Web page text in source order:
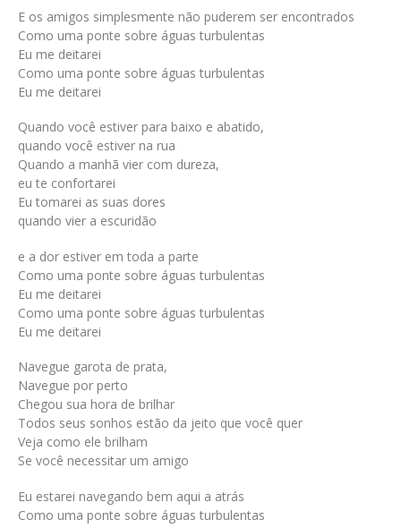
E os amigos simplesmente não puderem ser encontrados
Como uma ponte sobre águas turbulentas
Eu me deitarei
Como uma ponte sobre águas turbulentas
Eu me deitarei
Quando você estiver para baixo e abatido,
quando você estiver na rua
Quando a manhã vier com dureza,
eu te confortarei
Eu tomarei as suas dores
quando vier a escuridão
e a dor estiver em toda a parte
Como uma ponte sobre águas turbulentas
Eu me deitarei
Como uma ponte sobre águas turbulentas
Eu me deitarei
Navegue garota de prata,
Navegue por perto
Chegou sua hora de brilhar
Todos seus sonhos estão da jeito que você quer
Veja como ele brilham
Se você necessitar um amigo
Eu estarei navegando bem aqui a atrás
Como uma ponte sobre águas turbulentas